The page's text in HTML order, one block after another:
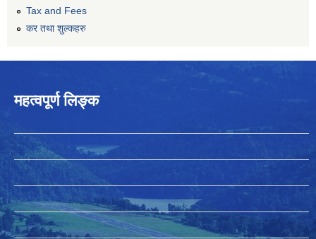
Tax and Fees
कर तथा शुल्कहरु
महत्वपूर्ण लिङ्क